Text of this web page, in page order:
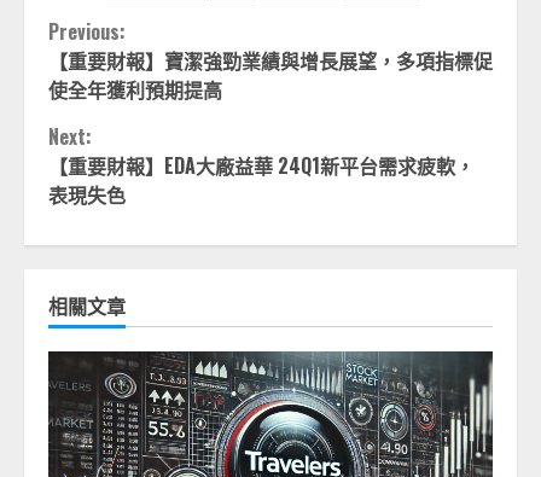
Continue
Reading
Previous:
【重要財報】寶潔強勁業績與增長展望，多項指標促
使全年獲利預期提高
Next:
【重要財報】EDA大廠益華 24Q1新平台需求疲軟，
表現失色
相關文章